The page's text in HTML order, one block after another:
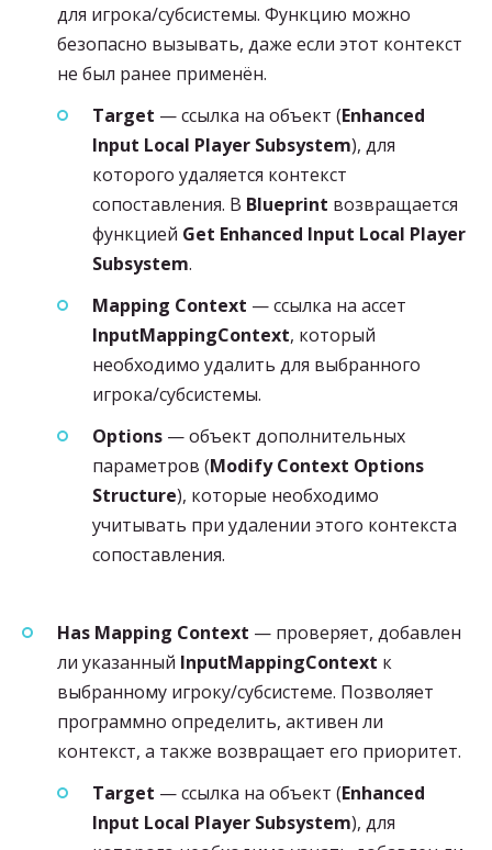
для игрока/субсистемы. Функцию можно
безопасно вызывать, даже если этот контекст
не был ранее применён.
Target — ссылка на объект (Enhanced
Input Local Player Subsystem), для
которого удаляется контекст
сопоставления. В Blueprint возвращается
функцией Get Enhanced Input Local Player
Subsystem.
Mapping Context — ссылка на ассет
InputMappingContext, который
необходимо удалить для выбранного
игрока/субсистемы.
Options — объект дополнительных
параметров (Modify Context Options
Structure), которые необходимо
учитывать при удалении этого контекста
сопоставления.
Has Mapping Context — проверяет, добавлен
ли указанный InputMappingContext к
выбранному игроку/субсистеме. Позволяет
программно определить, активен ли
контекст, а также возвращает его приоритет.
Target — ссылка на объект (Enhanced
Input Local Player Subsystem), для